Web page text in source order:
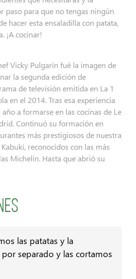
paso para que no tengas ningún
hacer esta ensaladilla con patata,
¡A cocinar!
Vicky Pulgarín fué la imagen de
la segunda edición de
de televisión emitida en La 1
en el 2014. Tras esa experiencia
a formarse en las cocinas de Le
Continuó su formación en
más prestigiosos de nuestra
reconocidos con las más
Michelin. Hasta que abrió su
las patatas y la
separado y las cortamos